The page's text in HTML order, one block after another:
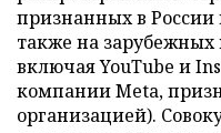
признанных в
также на
включая YouTube и
компании Meta,
организацией).